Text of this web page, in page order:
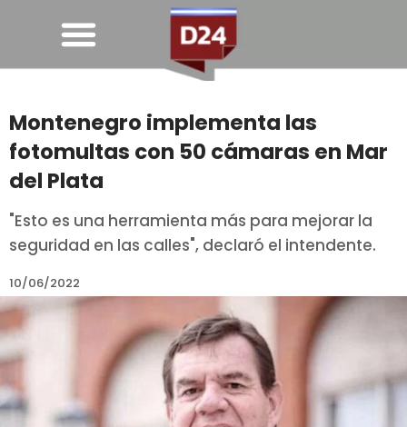
Montenegro implementa las
fotomultas con 50 cámaras en Mar
del Plata
"Esto es una herramienta más para mejorar la
seguridad en las calles", declaró el intendente.
10/06/2022